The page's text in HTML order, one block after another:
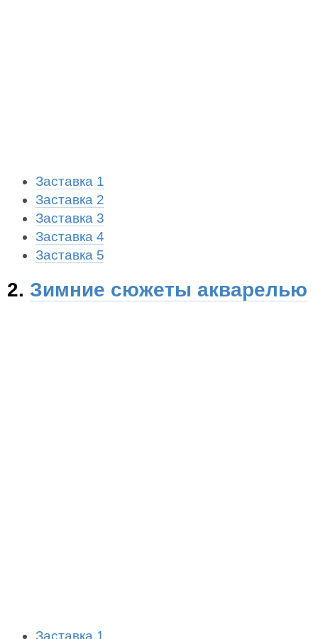
Заставка 1
Заставка 2
Заставка 3
Заставка 4
Заставка 5
2. Зимние сюжеты акварелью
Заставка 1